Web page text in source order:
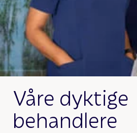
Våre dyktige
behandlere